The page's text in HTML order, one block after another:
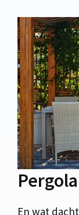
Pergola
En wat